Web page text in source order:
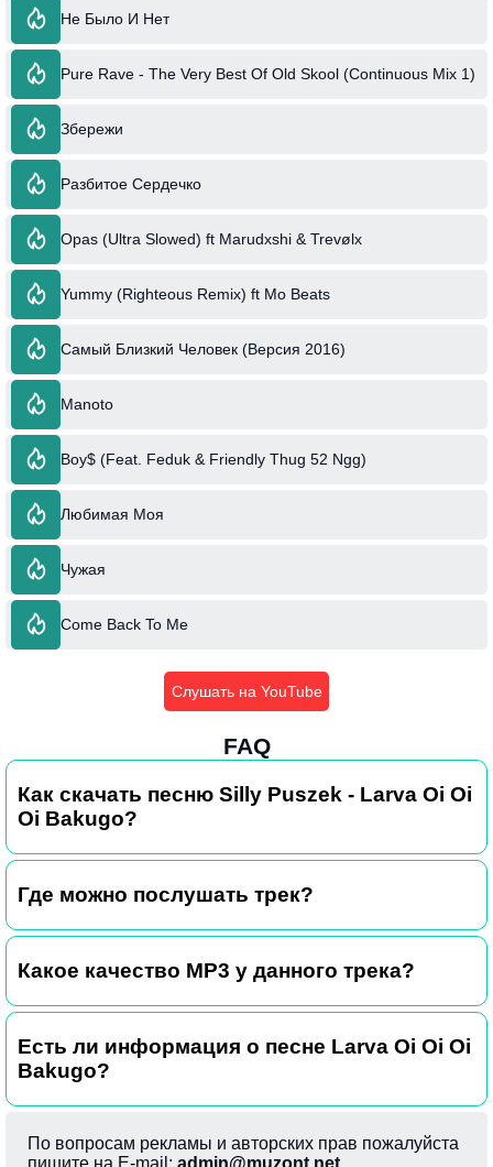
Не Было И Нет
Pure Rave - The Very Best Of Old Skool (Continuous Mix 1)
Збережи
Разбитое Сердечко
Opas (Ultra Slowed) ft Marudxshi & Trevølx
Yummy (Righteous Remix) ft Mo Beats
Самый Близкий Человек (Версия 2016)
Manoto
Boy$ (Feat. Feduk & Friendly Thug 52 Ngg)
Любимая Моя
Чужая
Come Back To Me
Слушать на YouTube
FAQ
Как скачать песню Silly Puszek - Larva Oi Oi
Oi Bakugo?
Где можно послушать трек?
Какое качество MP3 у данного трека?
Есть ли информация о песне Larva Oi Oi Oi
Bakugo?
По вопросам рекламы и авторских прав пожалуйста
пишите на E-mail: admin@muzont.net